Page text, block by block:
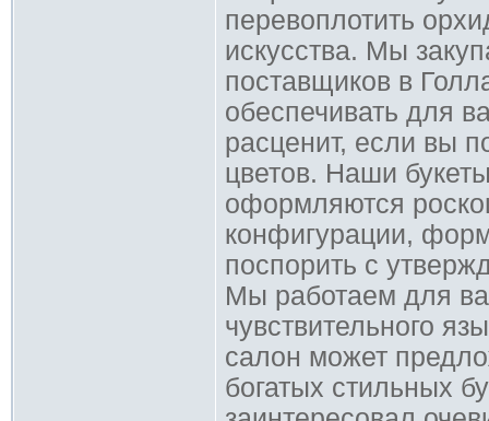
перевоплотить
искусства. Мы
поставщиков в
обеспечивать для
расценит, если вы
цветов. Наши
оформляются
конфигурации,
поспорить с
Мы работаем для
чувствительного
салон может
богатых стильных